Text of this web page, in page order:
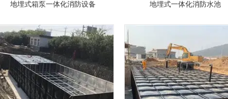
地埋式箱泵一体化消防设备 地埋式一体化消防水池